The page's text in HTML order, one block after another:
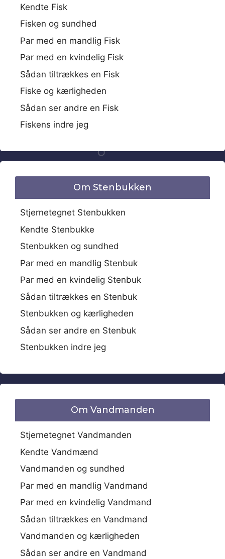
Kendte Fisk
Fisken og sundhed
Par med en mandlig Fisk
Par med en kvindelig Fisk
Sådan tiltrækkes en Fisk
Fiske og kærligheden
Sådan ser andre en Fisk
Fiskens indre jeg
Om Stenbukken
Stjernetegnet Stenbukken
Kendte Stenbukke
Stenbukken og sundhed
Par med en mandlig Stenbuk
Par med en kvindelig Stenbuk
Sådan tiltrækkes en Stenbuk
Stenbukken og kærligheden
Sådan ser andre en Stenbuk
Stenbukken indre jeg
Om Vandmanden
Stjernetegnet Vandmanden
Kendte Vandmænd
Vandmanden og sundhed
Par med en mandlig Vandmand
Par med en kvindelig Vandmand
Sådan tiltrækkes en Vandmand
Vandmanden og kærligheden
Sådan ser andre en Vandmand